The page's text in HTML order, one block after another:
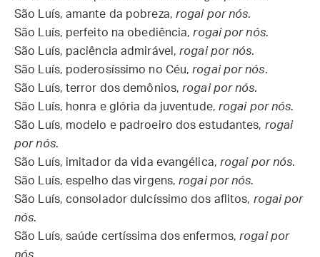
São Luís, amante da pobreza, rogai por nós.
São Luís, perfeito na obediência,rogai por nós.
São Luís, paciência admirável,rogai por nós.
São Luís, poderosíssimo no Céu,rogai por nós.
São Luís, terror dos demônios,rogai por nós.
São Luís, honra e glória da juventude, rogai por nós.
São Luís, modelo e padroeiro dos estudantes, rogai
por nós.
São Luís, imitador da vida evangélica, rogai por nós.
São Luís, espelho das virgens,rogai por nós.
São Luís, consolador dulcíssimo dos aflitos, rogai por
nós.
São Luís, saúde certíssima dos enfermos,rogai por